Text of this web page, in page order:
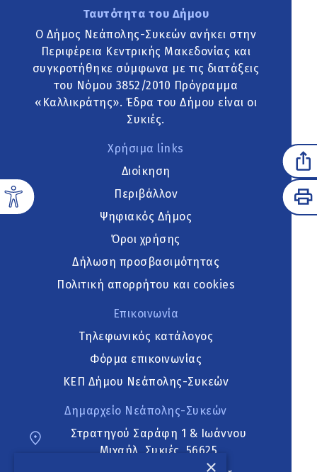
Ταυτότητα του Δήμου
Ο Δήμος Νεάπολης-Συκεών ανήκει στην
Περιφέρεια Κεντρικής Μακεδονίας και
συγκροτήθηκε σύμφωνα με τις διατάξεις
του Νόμου 3852/2010 Πρόγραμμα
«Καλλικράτης». Έδρα του Δήμου είναι οι
Συκιές.
Χρήσιμα links
Διοίκηση
Περιβάλλον
Ψηφιακός Δήμος
Όροι χρήσης
Δήλωση προσβασιμότητας
Πολιτική απορρήτου και cookies
Επικοινωνία
Τηλεφωνικός κατάλογος
Φόρμα επικοινωνίας
ΚΕΠ Δήμου Νεάπολης-Συκεών
Δημαρχείο Νεάπολης-Συκεών
Στρατηγού Σαράφη 1 & Ιωάννου
Μιχαήλ, Συκιές, 56625
×